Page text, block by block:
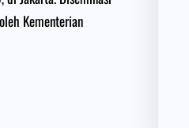
Kementerian